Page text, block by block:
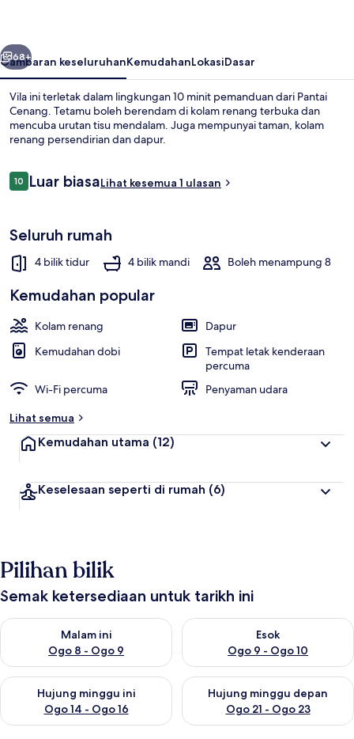
Villa
Seterusnya
68+
Gambaran keseluruhanKemudahanLokasiDasar
Vila ini terletak dalam lingkungan 10 minit pemanduan dari Pantai
Cenang. Tetamu boleh berendam di kolam renang terbuka dan
mencuba urutan tisu mendalam. Juga mempunyai taman, kolam
renang persendirian dan dapur.
Ulasan
1010 daripada 10
Luar biasaLihat kesemua 1 ulasan
Seluruh rumah
4 bilik tidur 4 bilik mandi Boleh menampung 8
Kemudahan popular
Kolam renang
Dapur
Kemudahan dobi
Tempat letak kenderaan
percuma
Wi-Fi percuma
Penyaman udara
Lihat semua
Kemudahan utama (12)
Keselesaan seperti di rumah (6)
Pilihan bilik
Semak ketersediaan untuk tarikh ini
Malam ini
Ogo 8 - Ogo 9
Semak ketersediaan untuk malam ini Ogo 8 - Ogo 9
Esok
Ogo 9 - Ogo 10
Semak ketersediaan untuk
Hujung minggu ini
Ogo 14 - Ogo 16
Semak ketersediaan untuk hujung minggu ini Ogo 14 - Ogo 16
Hujung minggu depan
Ogo 21 - Ogo 23
Semak ketersediaan untuk